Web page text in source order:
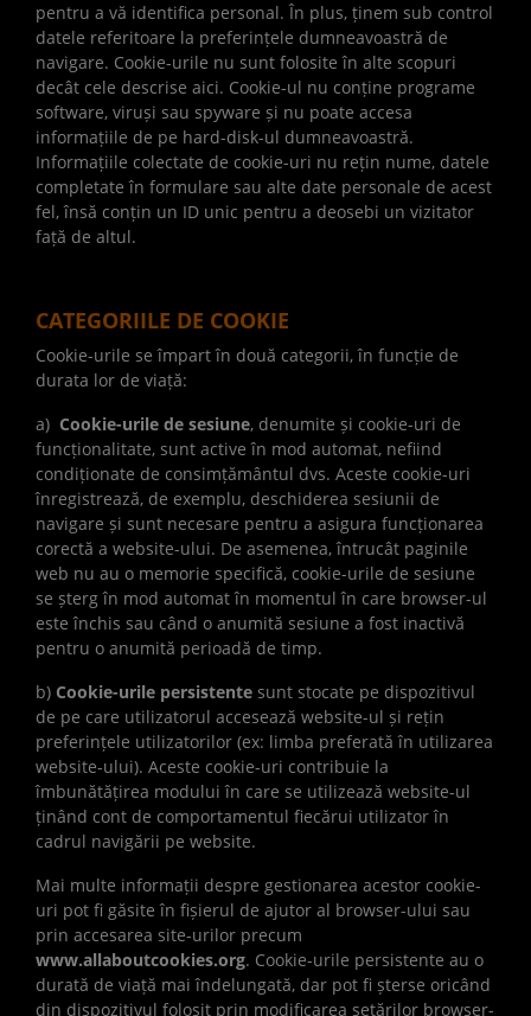
pentru a vă identifica personal. În plus, ținem sub control
datele referitoare la preferințele dumneavoastră de
navigare. Cookie-urile nu sunt folosite în alte scopuri
decât cele descrise aici. Cookie-ul nu conține programe
software, viruși sau spyware și nu poate accesa
informațiile de pe hard-disk-ul dumneavoastră.
Informațiile colectate de cookie-uri nu rețin nume, datele
completate în formulare sau alte date personale de acest
fel, însă conțin un ID unic pentru a deosebi un vizitator
față de altul.
CATEGORIILE DE COOKIE
Cookie-urile se împart în două categorii, în funcție de
durata lor de viață:
a) Cookie-urile de sesiune, denumite și cookie-uri de
funcționalitate, sunt active în mod automat, nefiind
condiționate de consimțământul dvs. Aceste cookie-uri
înregistrează, de exemplu, deschiderea sesiunii de
navigare și sunt necesare pentru a asigura funcționarea
corectă a website-ului. De asemenea, întrucât paginile
web nu au o memorie specifică, cookie-urile de sesiune
se șterg în mod automat în momentul în care browser-ul
este închis sau când o anumită sesiune a fost inactivă
pentru o anumită perioadă de timp.
b) Cookie-urile persistente sunt stocate pe dispozitivul
de pe care utilizatorul accesează website-ul și rețin
preferințele utilizatorilor (ex: limba preferată în utilizarea
website-ului). Aceste cookie-uri contribuie la
îmbunătățirea modului în care se utilizează website-ul
ținând cont de comportamentul fiecărui utilizator în
cadrul navigării pe website.
Mai multe informații despre gestionarea acestor cookie-
uri pot fi găsite în fișierul de ajutor al browser-ului sau
prin accesarea site-urilor precum
www.allaboutcookies.org. Cookie-urile persistente au o
durată de viață mai îndelungată, dar pot fi șterse oricând
din dispozitivul folosit prin modificarea setărilor browser-